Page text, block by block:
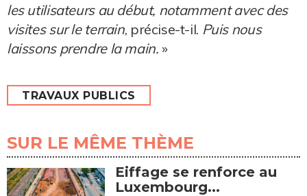
les utilisateurs au début, notamment avec des
visites sur le terrain, précise-t-il. Puis nous
laissons prendre la main.»
TRAVAUX PUBLICS
SUR LE MÊME THÈME
Eiffage se renforce au
Luxembourg...